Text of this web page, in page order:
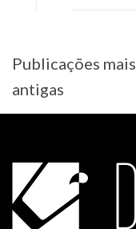
Navegação
posts
Publicações mais
antigas